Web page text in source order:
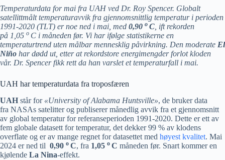
Temperaturdata for mai fra UAH ved Dr. Roy Spencer. Globalt
satellittmålt temperaturavvik fra gjennomsnittlig temperatur i perioden
1991-2020 (TLT) er noe ned i mai, med 0,90 o C ift rekorden
på 1,05 o C i måneden før. Vi har ifølge statistikerne en
temperaturtrend uten målbar mennesklig påvirkning. Den moderate El
Niño har dødd ut, etter at rekordstore energimengder forlot kloden
vår. Dr. Spencer fikk rett da han varslet et temperaturfall i mai.
UAH har temperaturdata fra troposfæren
UAH står for «University of Alabama Huntsville», de bruker data
fra NASAs satelitter og publiserer månedlig avvik fra et gjennomsnitt
av global temperatur for referanseperioden 1991-2020. Dette er ett av
fem globale datasett for temperatur, det dekker 99 % av klodens
overflate og er av mange regnet for datasettet med høyest kvalitet. Mai
2024 er ned til 0,90 o C, fra 1,05 o C måneden før. Snart kommer en
kjølende La Nina-effekt.